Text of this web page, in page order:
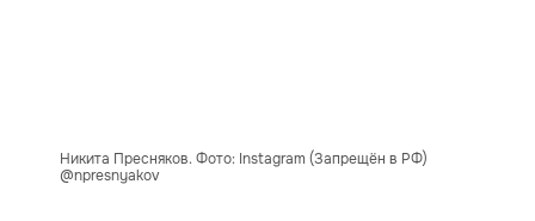
Никита Пресняков. Фото: Instagram (Запрещён в РФ)
@npresnyakov